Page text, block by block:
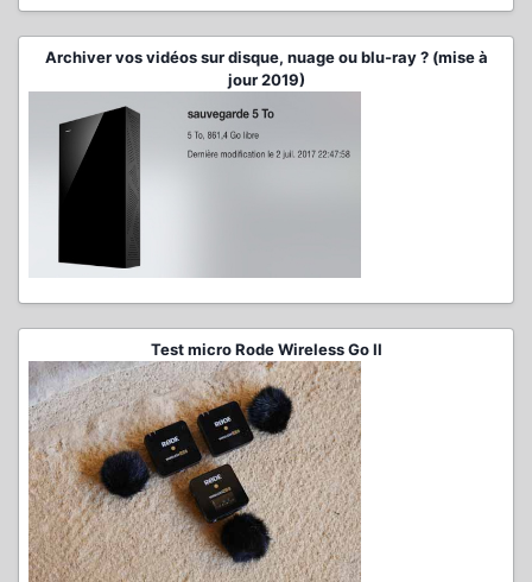
Archiver vos vidéos sur disque, nuage ou blu-ray ? (mise à
jour 2019)
Test micro Rode Wireless Go II